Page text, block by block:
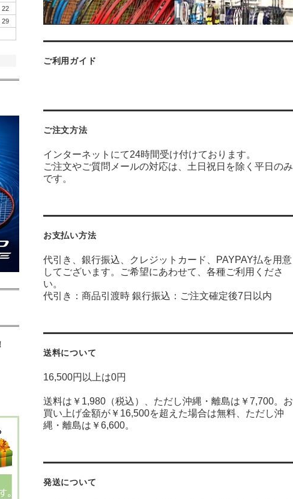
ご利用ガイド
ご注文方法
インターネットにて24時間受け付けております。
ご注文やご質問メールの対応は、土日祝日を除く平日のみ
です。
お支払い方法
代引き、銀行振込、クレジットカード、PAYPAY払を用意
してございます。ご希望にあわせて、各種ご利用くださ
い。
代引き：商品引渡時 銀行振込：ご注文確定後7日以内
送料について
16,500円以上は0円
送料は￥1,980（税込）、ただし沖縄・離島は￥7,700。お
買い上げ金額が￥16,500を超えた場合は無料、ただし沖
縄・離島は￥6,600。
発送について
22
29